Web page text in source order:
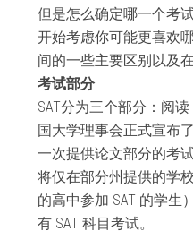
但是怎么确定哪一个考
开始考虑你可能更喜欢
间的一些主要区别以及
考试部分
SAT分为三个部分：阅
国大学理事会正式宣布
一次提供论文部分的考
将仅在部分州提供的学
的高中参加 SAT 的学生
有 SAT 科目考试。